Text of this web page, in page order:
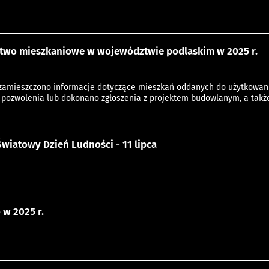
mieszkaniowe w województwie podlaskim w 2025 r.
informacje dotyczące mieszkań oddanych do
lub dokonano zgłoszenia z projektem budowlanym, a
Dzień Ludności - 11 lipca
2025 r.